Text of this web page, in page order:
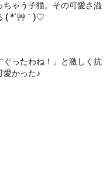
ゃう子猫。その可愛さ溢
( *´艸｀)♡
ぐったわね！」と激しく抗
愛かった♪